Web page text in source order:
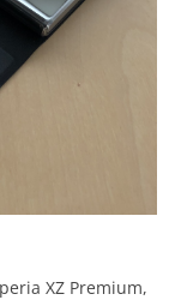
XZ Premium,